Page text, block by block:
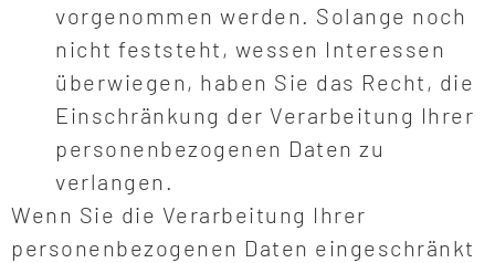
vorgenommen werden. Solange noch
nicht feststeht, wessen Interessen
überwiegen, haben Sie das Recht, die
Einschränkung der Verarbeitung Ihrer
personenbezogenen Daten zu
verlangen.
Wenn Sie die Verarbeitung Ihrer
personenbezogenen Daten eingeschränkt